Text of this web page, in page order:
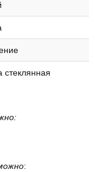
стеклянная
: